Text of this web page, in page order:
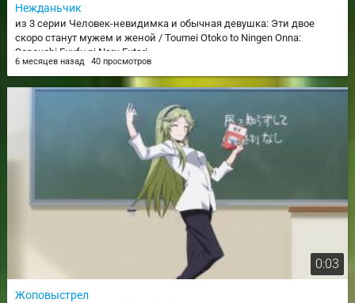
Нежданьчик
из 3 серии Человек-невидимка и обычная девушка: Эти двое
скоро станут мужем и женой / Toumei Otoko to Ningen Onna:
Sonouchi Fuufu ni Naru Futari
6 месяцев назад 40 просмотров
0:03
Жоповыстрел